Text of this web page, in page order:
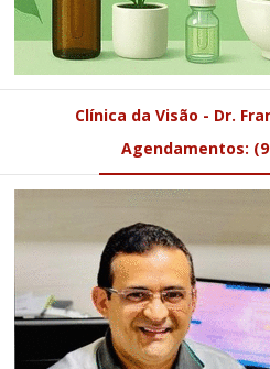
Clínica da Visão - Dr.
Agendamentos: